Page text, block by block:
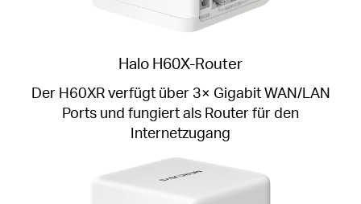
Halo H60X-Router
Der H60XR verfügt über 3× Gigabit WAN/LAN
Ports und fungiert als Router für den
Internetzugang